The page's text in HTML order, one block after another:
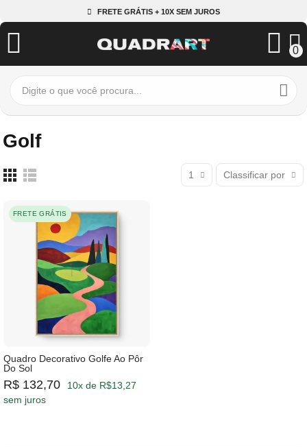
FRETE GRÁTIS + 10X SEM JUROS
0
Golf
1 Classificar por
FRETE GRÁTIS
Quadro Decorativo Golfe Ao Pôr
Do Sol
R$ 132,70
10x de R$13,27
sem juros